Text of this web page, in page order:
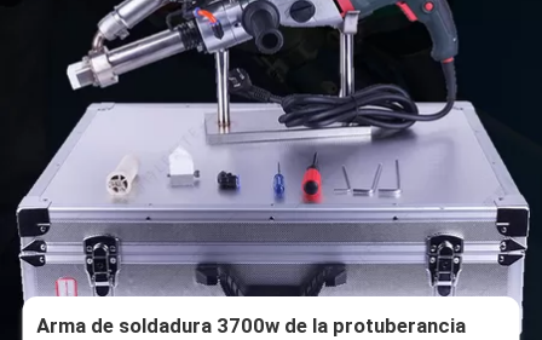
Arma de soldadura 3700w de la protuberancia